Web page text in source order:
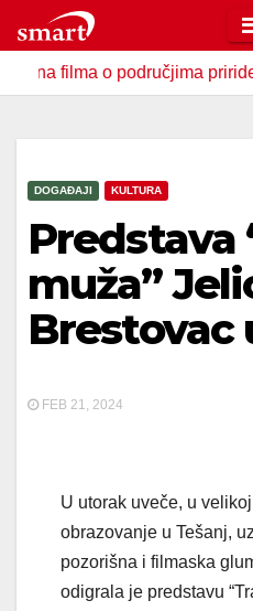
to
contento područjima priride koja
DOGAĐAJI KULTURA
Predstava
muža”
Brestovac
FEB 21, 2024
U utorak uveče, u
obrazovanje u Tešanj,
pozorišna i filmaska
odigrala je predstavu